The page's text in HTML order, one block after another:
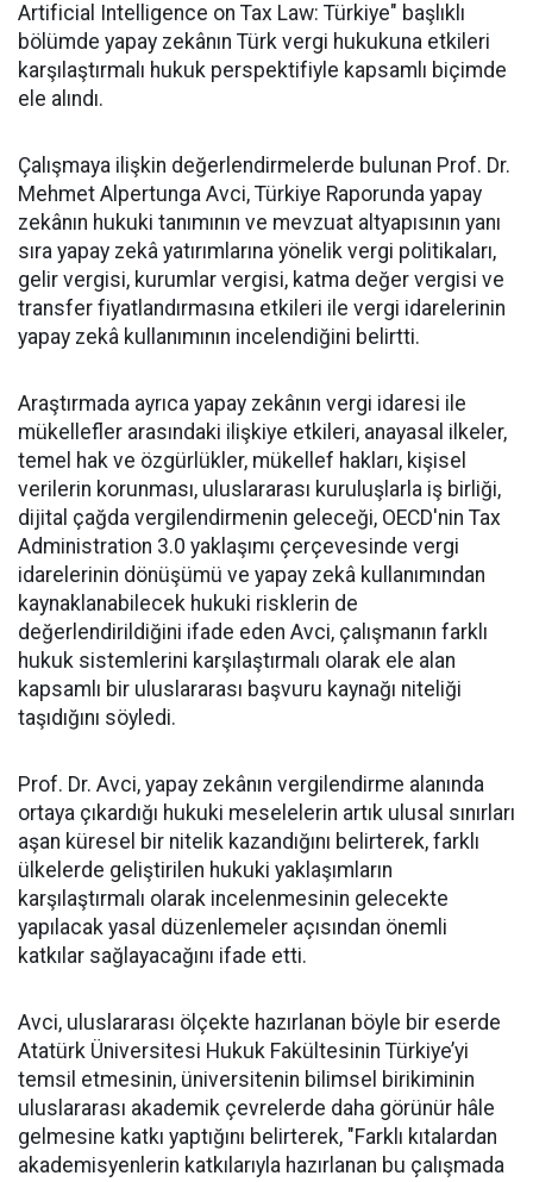
Artificial Intelligence on Tax Law: Türkiye" başlıklı
bölümde yapay zekânın Türk vergi hukukuna etkileri
karşılaştırmalı hukuk perspektifiyle kapsamlı biçimde
ele alındı.
Çalışmaya ilişkin değerlendirmelerde bulunan Prof. Dr.
Mehmet Alpertunga Avci, Türkiye Raporunda yapay
zekânın hukuki tanımının ve mevzuat altyapısının yanı
sıra yapay zekâ yatırımlarına yönelik vergi politikaları,
gelir vergisi, kurumlar vergisi, katma değer vergisi ve
transfer fiyatlandırmasına etkileri ile vergi idarelerinin
yapay zekâ kullanımının incelendiğini belirtti.
Araştırmada ayrıca yapay zekânın vergi idaresi ile
mükellefler arasındaki ilişkiye etkileri, anayasal ilkeler,
temel hak ve özgürlükler, mükellef hakları, kişisel
verilerin korunması, uluslararası kuruluşlarla iş birliği,
dijital çağda vergilendirmenin geleceği, OECD'nin Tax
Administration 3.0 yaklaşımı çerçevesinde vergi
idarelerinin dönüşümü ve yapay zekâ kullanımından
kaynaklanabilecek hukuki risklerin de
değerlendirildiğini ifade eden Avci, çalışmanın farklı
hukuk sistemlerini karşılaştırmalı olarak ele alan
kapsamlı bir uluslararası başvuru kaynağı niteliği
taşıdığını söyledi.
Prof. Dr. Avci, yapay zekânın vergilendirme alanında
ortaya çıkardığı hukuki meselelerin artık ulusal sınırları
aşan küresel bir nitelik kazandığını belirterek, farklı
ülkelerde geliştirilen hukuki yaklaşımların
karşılaştırmalı olarak incelenmesinin gelecekte
yapılacak yasal düzenlemeler açısından önemli
katkılar sağlayacağını ifade etti.
Avci, uluslararası ölçekte hazırlanan böyle bir eserde
Atatürk Üniversitesi Hukuk Fakültesinin Türkiye’yi
temsil etmesinin, üniversitenin bilimsel birikiminin
uluslararası akademik çevrelerde daha görünür hâle
gelmesine katkı yaptığını belirterek, "Farklı kıtalardan
akademisyenlerin katkılarıyla hazırlanan bu çalışmada